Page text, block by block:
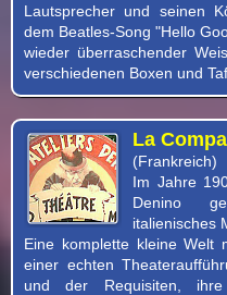
Lautsprecher und seinen
dem Beatles-Song "Hello
wieder überraschender
verschiedenen Boxen und
La
(Frankreich)
Im Jahre
Denino
italienisches
Eine komplette kleine Welt
einer echten
und der Requisiten, ihre